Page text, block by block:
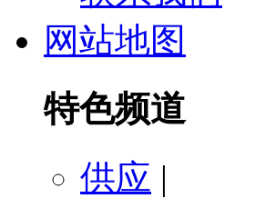
网站地图
特色频道
供应 |